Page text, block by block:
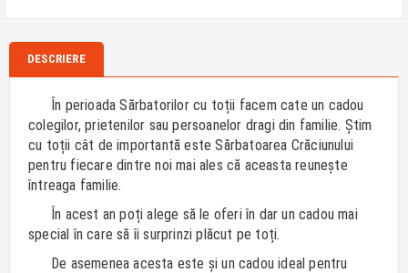
DESCRIERE
În perioada Sărbatorilor cu toții facem cate un cadou
colegilor, prietenilor sau persoanelor dragi din familie. Știm
cu toții cât de importantă este Sărbatoarea Crăciunului
pentru fiecare dintre noi mai ales că aceasta reunește
întreaga familie.
În acest an poți alege să le oferi în dar un cadou mai
special în care să îi surprinzi plăcut pe toți.
De asemenea acesta este și un cadou ideal pentru